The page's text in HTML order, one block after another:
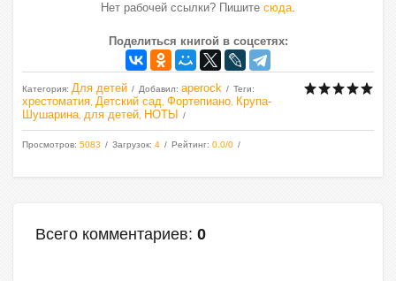
Нет рабочей ссылки? Пишите сюда.
Поделиться книгой в соцсетях:
Категория: Для детей Добавил: aperock Теги:
хрестоматия Детский сад Фортепиано Крупа-
Шушарина для детей НОТЫ
Просмотров: 5083 Загрузок: 4 Рейтинг: 0.0/0
Всего комментариев: 0